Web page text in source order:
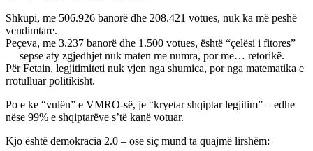
Shkupi, me 506.926 banorë dhe 208.421 votues, nuk ka më peshë
vendimtare.
Peçeva, me 3.237 banorë dhe 1.500 votues, është “çelësi i fitores”
— sepse aty zgjedhjet nuk maten me numra, por me… retorikë.
Për Fetain, legjitimiteti nuk vjen nga shumica, por nga matematika e
rrotulluar politikisht.
Po e ke “vulën” e VMRO-së, je “kryetar shqiptar legjitim” – edhe
nëse 99% e shqiptarëve s’të kanë votuar.
Kjo është demokracia 2.0 – ose siç mund ta quajmë lirshëm: